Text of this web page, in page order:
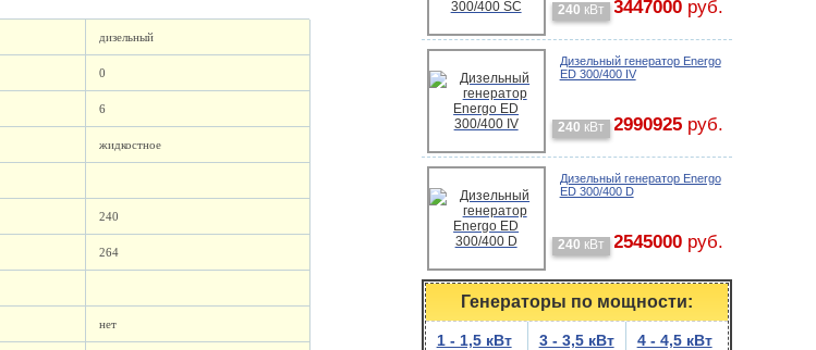
дизельный
0
6
жидкостное
240
264
нет
240 кВт 3447000руб.
Дизельный генератор Energo
ED 300/400 IV
240 кВт 2990925руб.
Дизельный генератор Energo
ED 300/400 D
240 кВт 2545000руб.
Генераторы по мощности:
1 - 1,5 кВт 3 - 3,5 кВт 4 - 4,5 кВт